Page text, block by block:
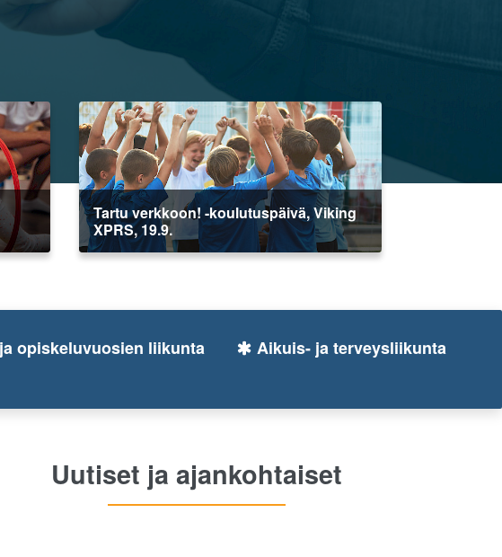
Tartu verkkoon! -koulutuspäivä, Viking
XPRS, 19.9.
opiskeluvuosien liikunta
Aikuis- ja terveysliikunta
Uutiset ja ajankohtaiset